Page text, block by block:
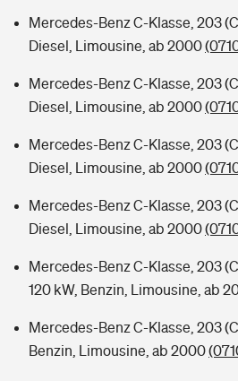
Mercedes-Benz C-Klasse, 203
Diesel, Limousine, ab 2000
Mercedes-Benz C-Klasse, 203
Diesel, Limousine, ab 2000
Mercedes-Benz C-Klasse, 203
Diesel, Limousine, ab 2000
Mercedes-Benz C-Klasse, 203
Diesel, Limousine, ab 2000
Mercedes-Benz C-Klasse, 203
120 kW, Benzin, Limousine, ab
Mercedes-Benz C-Klasse, 203
Benzin, Limousine, ab 2000